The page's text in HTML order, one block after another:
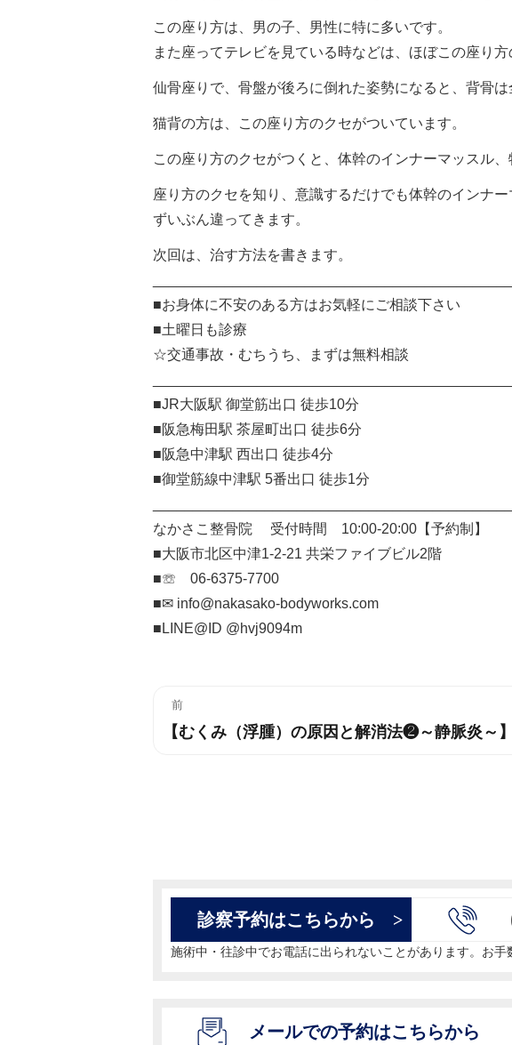
この座り方は、男の子、男性に特に多いです。
また座ってテレビを見ている時などは、ほぼこの座り方
仙骨座りで、骨盤が後ろに倒れた姿勢になると、背骨
猫背の方は、この座り方のクセがついています。
この座り方のクセがつくと、体幹のインナーマッスル
座り方のクセを知り、意識するだけでも体幹のインナ
ずいぶん違ってきます。
次回は、治す方法を書きます。
■お身体に不安のある方はお気軽にご相談下さい
■土曜日も診療
☆交通事故・むちうち、まずは無料相談
■JR大阪駅 御堂筋出口 徒歩10分
■阪急梅田駅 茶屋町出口 徒歩6分
■阪急中津駅 西出口 徒歩4分
■御堂筋線中津駅 5番出口 徒歩1分
なかさこ整骨院 受付時間 10:00-20:00【予約制】
■大阪市北区中津1-2-21 共栄ファイブビル2階
■☏ 06-6375-7700
■✉︎ info@nakasako-bodyworks.com
■LINE@ID @hvj9094m
前
過【むくみ（浮腫）の原因と解消法❷～静脈炎～】
診察予約はこちらから >
施術中・往診中でお電話に出られないことがあります。お
メールでの予約はこちらから